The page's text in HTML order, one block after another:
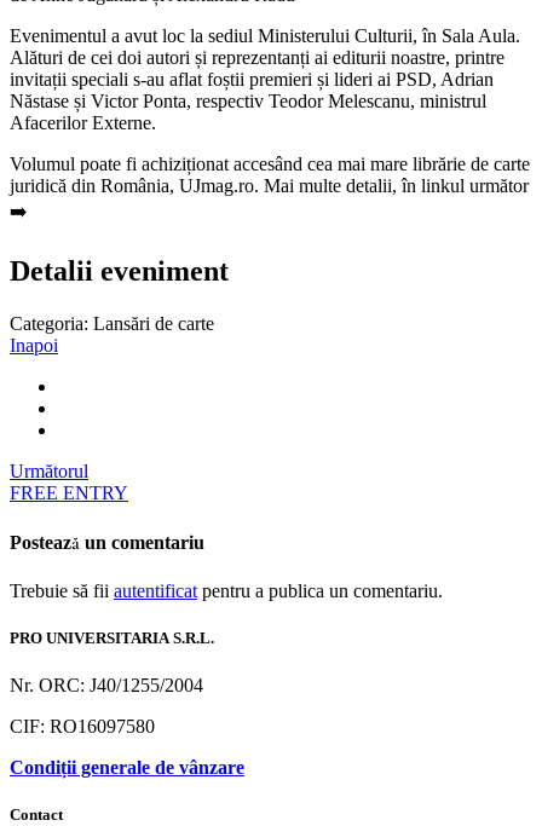
Evenimentul a avut loc la sediul Ministerului Culturii, în Sala Aula.
Alături de cei doi autori și reprezentanți ai editurii noastre, printre
invitații speciali s-au aflat foștii premieri și lideri ai PSD, Adrian
Năstase și Victor Ponta, respectiv Teodor Melescanu, ministrul
Afacerilor Externe.
Volumul poate fi achiziționat accesând cea mai mare librărie de carte
juridică din România, UJmag.ro. Mai multe detalii, în linkul următor
➡️
Detalii eveniment
Categoria: Lansări de carte
Inapoi
Următorul
FREE ENTRY
Postează un comentariu
Trebuie să fii autentificat pentru a publica un comentariu.
PRO UNIVERSITARIA S.R.L.
Nr. ORC: J40/1255/2004
CIF: RO16097580
Condiții generale de vânzare
Contact